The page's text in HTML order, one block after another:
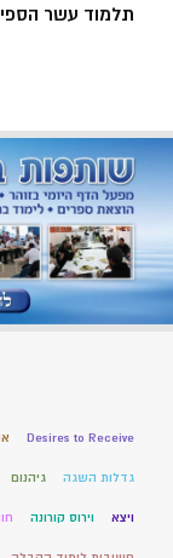
תלמוד עשר
Desires to Receive
גדלות השגה גיהנום
ויצא וירוס קורונה